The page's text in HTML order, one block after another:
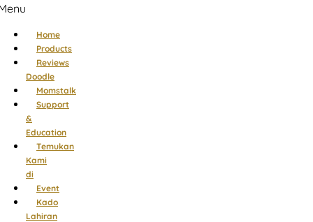
Home
Products
Reviews
Doodle
Momstalk
Support
&
Education
Temukan
Kami
di
Event
Kado
Lahiran